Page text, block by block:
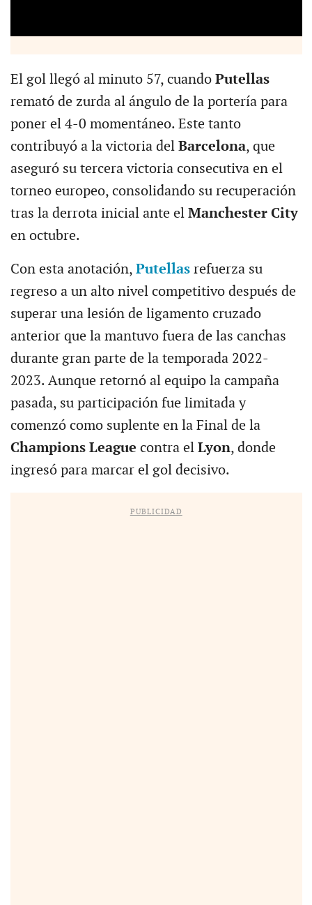
El gol llegó al minuto 57, cuando Putellas
remató de zurda al ángulo de la portería para
poner el 4-0 momentáneo. Este tanto
contribuyó a la victoria del Barcelona, que
aseguró su tercera victoria consecutiva en el
torneo europeo, consolidando su recuperación
tras la derrota inicial ante el Manchester City
en octubre.
Con esta anotación, Putellas refuerza su
regreso a un alto nivel competitivo después de
superar una lesión de ligamento cruzado
anterior que la mantuvo fuera de las canchas
durante gran parte de la temporada 2022-
2023. Aunque retornó al equipo la campaña
pasada, su participación fue limitada y
comenzó como suplente en la Final de la
Champions League contra el Lyon, donde
ingresó para marcar el gol decisivo.
PUBLICIDAD